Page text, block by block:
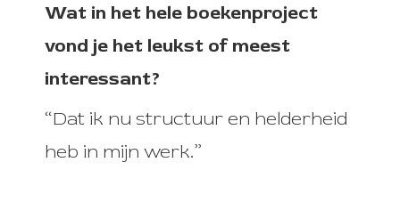
Wat in het hele boekenproject
vond je het leukst of meest
interessant?
“Dat ik nu structuur en helderheid
heb in mijn werk.”